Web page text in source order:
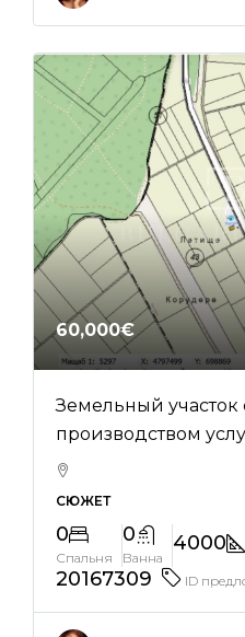
60,000€
Земельный
производством
СЮЖЕТ
0
Спальня
0
Ванна
4000
20167309
ID